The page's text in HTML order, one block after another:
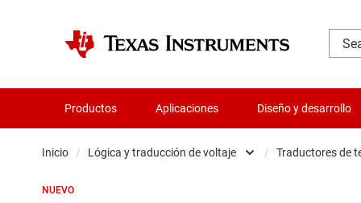
Productos Aplicaciones Diseño y desarrollo
Inicio / Lógica y traducción de voltaje / Traductores de
NUEVO